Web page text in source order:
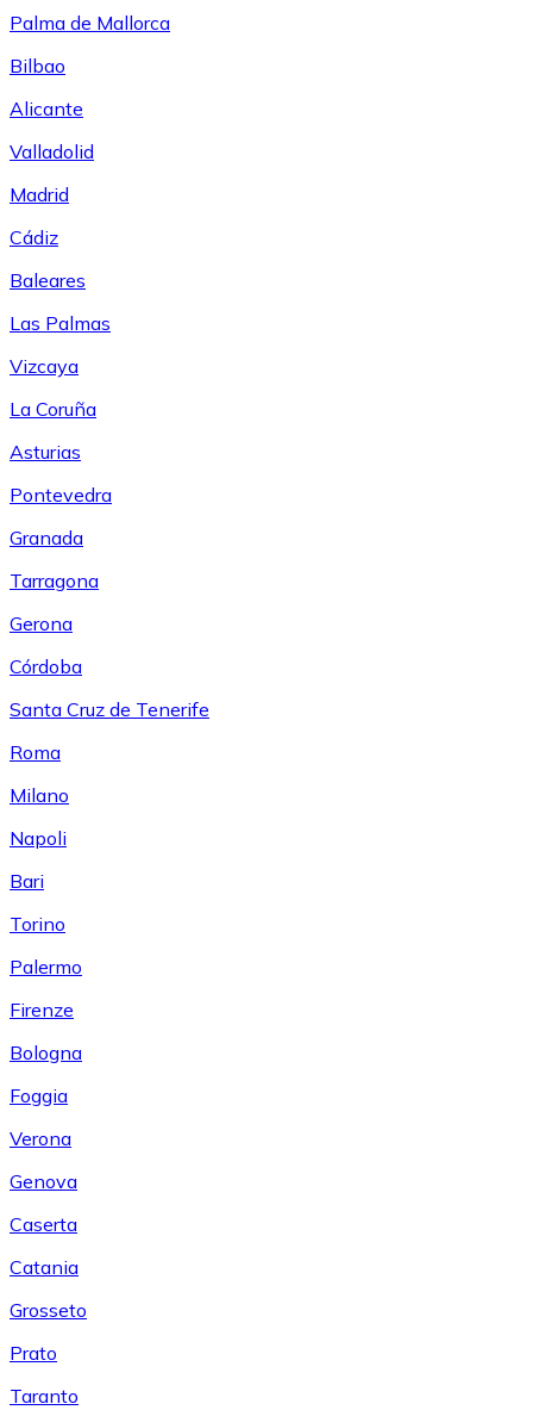
Palma de Mallorca
Bilbao
Alicante
Valladolid
Madrid
Cádiz
Baleares
Las Palmas
Vizcaya
La Coruña
Asturias
Pontevedra
Granada
Tarragona
Gerona
Córdoba
Santa Cruz de Tenerife
Roma
Milano
Napoli
Bari
Torino
Palermo
Firenze
Bologna
Foggia
Verona
Genova
Caserta
Catania
Grosseto
Prato
Taranto